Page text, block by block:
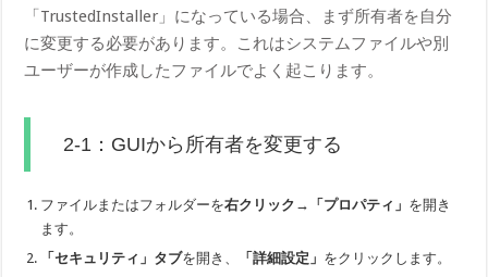
「TrustedInstaller」になっている場合、まず所有者を自分
に変更する必要があります。これはシステムファイルや別
ユーザーが作成したファイルでよく起こります。
2-1：GUIから所有者を変更する
ファイルまたはフォルダーを右クリック→「プロパティ」 を開き
ます。
「セキュリティ」タブを開き、 「詳細設定」 をクリックします。